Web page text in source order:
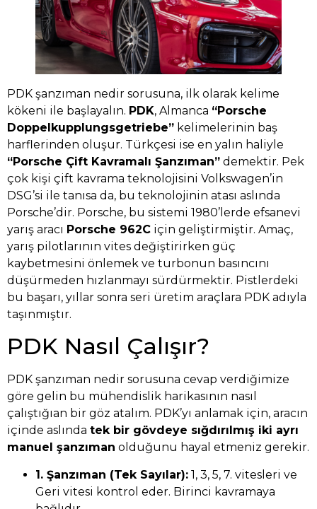
PDK şanzıman nedir sorusuna, ilk olarak kelime
kökeni ile başlayalın. PDK, Almanca “Porsche
Doppelkupplungsgetriebe” kelimelerinin baş
harflerinden oluşur. Türkçesi ise en yalın haliyle
“Porsche Çift Kavramalı Şanzıman” demektir. Pek
çok kişi çift kavrama teknolojisini Volkswagen’in
DSG’si ile tanısa da, bu teknolojinin atası aslında
Porsche’dir. Porsche, bu sistemi 1980’lerde efsanevi
yarış aracı Porsche 962C için geliştirmiştir. Amaç,
yarış pilotlarının vites değiştirirken güç
kaybetmesini önlemek ve turbonun basıncını
düşürmeden hızlanmayı sürdürmektir. Pistlerdeki
bu başarı, yıllar sonra seri üretim araçlara PDK adıyla
taşınmıştır.
PDK Nasıl Çalışır?
PDK şanzıman nedir sorusuna cevap verdiğimize
göre gelin bu mühendislik harikasının nasıl
çalıştığıan bir göz atalım. PDK’yı anlamak için, aracın
içinde aslında tek bir gövdeye sığdırılmış iki ayrı
manuel şanzıman olduğunu hayal etmeniz gerekir.
1. Şanzıman (Tek Sayılar): 1, 3, 5, 7. vitesleri ve
Geri vitesi kontrol eder. Birinci kavramaya